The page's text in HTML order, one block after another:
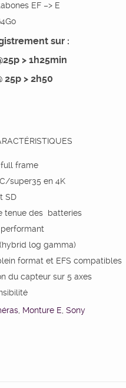
EF –> E
sur :
> 1h25min
25p > 2h50
frame
super35 en 4K
SD
tenue des batteries
log gamma)
format et EFS compatibles
du capteur sur 5 axes
Monture E Sony